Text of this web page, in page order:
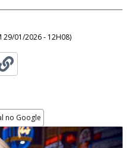
29/01/2026 - 12H08)
no Google